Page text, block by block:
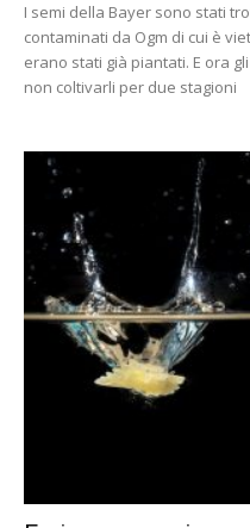
I semi della Bayer sono stati
contaminati da Ogm di cui è
erano stati già piantati. E ora
non coltivarli per due stagioni